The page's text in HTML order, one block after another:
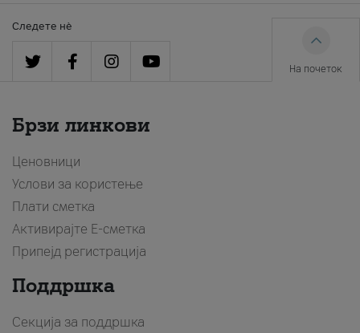
Следете нè
На почеток
Брзи линкови
Ценовници
Услови за користење
Плати сметка
Активирајте Е-сметка
Припејд регистрација
Поддршка
Секција за поддршка